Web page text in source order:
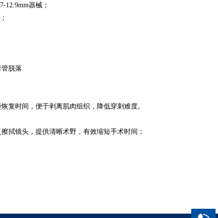
器械；
脱落
复时间，便于剥离肌肉组织，降低穿刺难度。
拭镜头，提供清晰术野，有效缩短手术时间；